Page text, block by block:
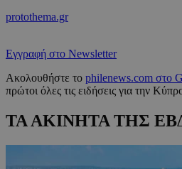
protothema.gr
Εγγραφή στο Newsletter
Ακολουθήστε το philenews.com στο
πρώτοι όλες τις ειδήσεις για την
ΤΑ ΑΚΙΝΗΤΑ ΤΗΣ